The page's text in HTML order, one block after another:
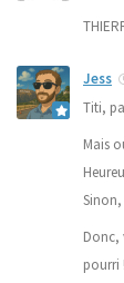
Jess
Titi,
Mais
Donc,
pourri !